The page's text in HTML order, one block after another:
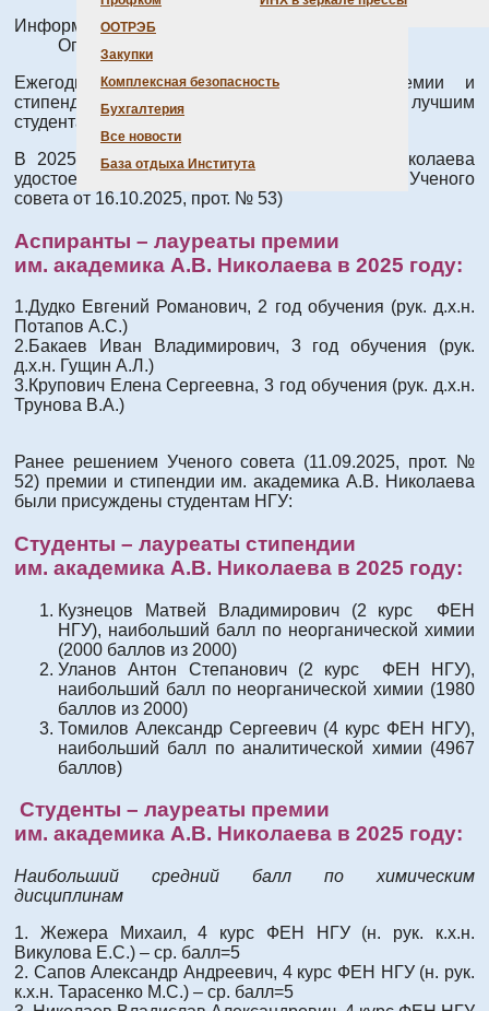
ООТРЭБ
Закупки
Комплексная безопасность
Бухгалтерия
Все новости
База отдыха Института
Информация о материале
Опубликовано: 16 октября 2025
Ежегодно Учёный Совет присуждает премии и
стипендии им. академика А.В. Николаева лучшим
студентам и аспирантам Института.
В 2025 году премии им. академика А.В. Николаева
удостоены 3 аспиранта ИНХ СО РАН (решение Ученого
совета от 16.10.2025, прот. № 53)
Аспиранты – лауреаты премии
им. академика А.В. Николаева в 2025 году:
1.Дудко Евгений Романович, 2 год обучения (рук. д.х.н.
Потапов А.С.)
2.Бакаев Иван Владимирович, 3 год обучения (рук.
д.х.н. Гущин А.Л.)
3.Крупович Елена Сергеевна, 3 год обучения (рук. д.х.н.
Трунова В.А.)
Ранее решением Ученого совета (11.09.2025, прот. №
52) премии и стипендии им. академика А.В. Николаева
были присуждены студентам НГУ:
Студенты – лауреаты стипендии
им. академика А.В. Николаева в 2025 году:
Кузнецов Матвей Владимирович (2 курс ФЕН
НГУ), наибольший балл по неорганической химии
(2000 баллов из 2000)
Уланов Антон Степанович (2 курс ФЕН НГУ),
наибольший балл по неорганической химии (1980
баллов из 2000)
Томилов Александр Сергеевич (4 курс ФЕН НГУ),
наибольший балл по аналитической химии (4967
баллов)
Студенты – лауреаты премии
им. академика А.В. Николаева в 2025 году:
Наибольший средний балл по химическим
дисциплинам
1. Жежера Михаил, 4 курс ФЕН НГУ (н. рук. к.х.н.
Викулова Е.С.) – ср. балл=5
2. Сапов Александр Андреевич, 4 курс ФЕН НГУ (н. рук.
к.х.н. Тарасенко М.С.) – ср. балл=5